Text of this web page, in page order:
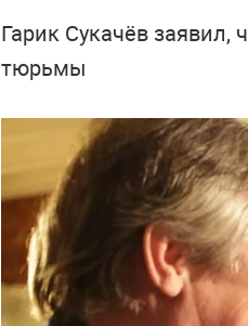
Гарик Сукачёв
тюрьмы